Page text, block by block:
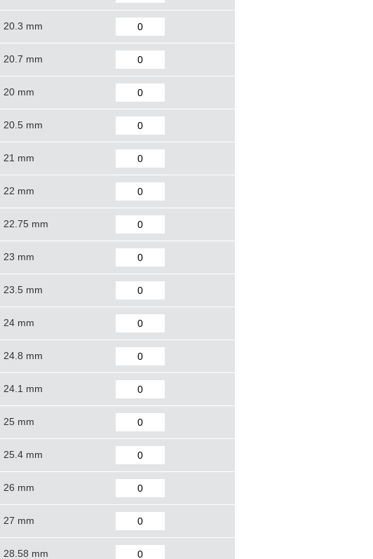
20.3 mm
20.7 mm
20 mm
20.5 mm
21 mm
22 mm
22.75 mm
23 mm
23.5 mm
24 mm
24.8 mm
24.1 mm
25 mm
25.4 mm
26 mm
27 mm
28.58 mm